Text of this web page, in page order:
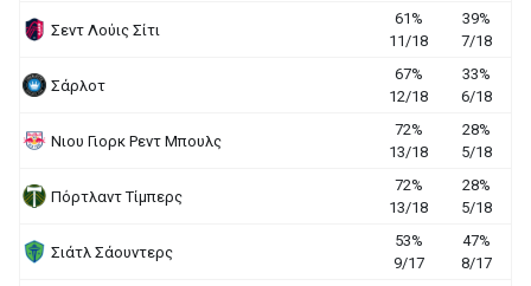
Σεντ Λούις Σίτι
61%
11/18
39%
7/18
Σάρλοτ
67%
12/18
33%
6/18
Νιου Γιορκ Ρεντ Μπουλς
72%
13/18
28%
5/18
Πόρτλαντ Τίμπερς
72%
13/18
28%
5/18
Σιάτλ Σάουντερς
53%
9/17
47%
8/17